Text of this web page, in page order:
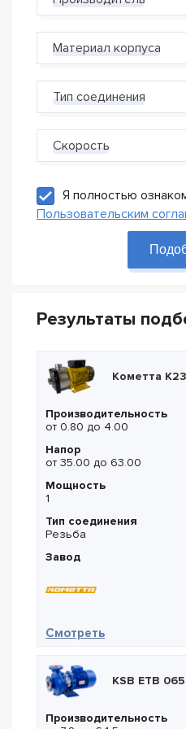
Материал корпуса
Тип соединения
Скорость
Я полностью
Пользовательским
Результаты
Кометта
Производительность
от 0.80 до 4.00
Напор
от 35.00 до 63.00
Мощность
1
Тип соединения
Резьба
Завод
Смотреть— Кометта
KSB ETB 065-
Производительность